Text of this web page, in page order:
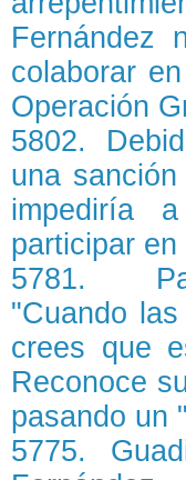
Fernández
colaborar
Operación
5802.
una
impediría
participar
5781.
"Cuando
crees que
Reconoce
pasando un
5775.